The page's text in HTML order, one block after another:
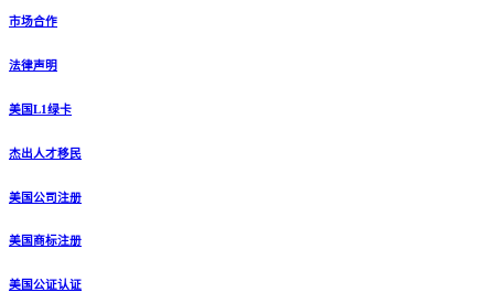
市场合作
法律声明
美国L1绿卡
杰出人才移民
美国公司注册
美国商标注册
美国公证认证